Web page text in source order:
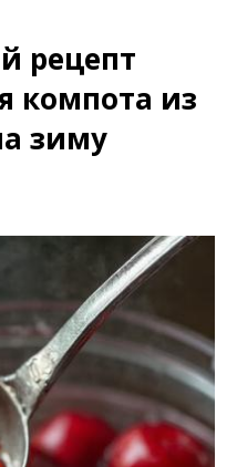
рецепт
компота из
зиму